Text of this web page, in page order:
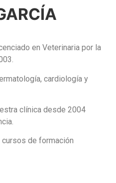
en Veterinaria por la
cardiología y
clínica desde 2004
cursos de formación